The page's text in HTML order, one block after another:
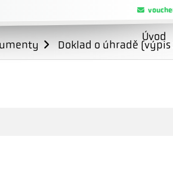
Úvod
Doklad o úhradě